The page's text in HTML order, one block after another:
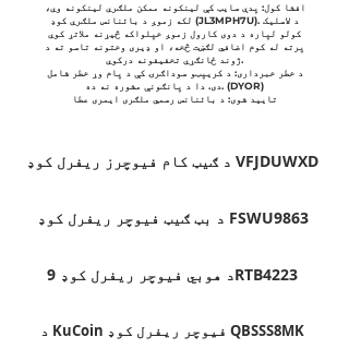
افشا کول: پدې سایټ کې لینکونه ممکن ملګري لینکونه وي،
لکه زموږ د بائنانس ملګري کوډ (JL3MPH7U). د لاسلیک
کولو لپاره د دوی کارول زموږ خپلواکه څیړنه ملاتړ کوي
پرته له کوم اضافي لګښت څخه، او ډیری وختونه تاسو ته د
ژوند ځانګړي تخفیفونه درکوي.
د خطر خبرداری: د کریپټو سوداګرۍ کې د پام وړ خطر شامل
دی. دا د پانګونې مشوره نه ده. (DYOR)
تایید شوی: د بائنانس رسمي ملګری ایمری عطا
د ګیټ کام فیوچرز ریفرل کوډ VFJDUWXD
د بټ ګیټ فیوچر ریفرل کوډ FSWU9863
د هوبي فیوچر ریفرل کوډ 9RTB4223
د KuCoin فیوچر ریفرل کوډ QBSSS8MK